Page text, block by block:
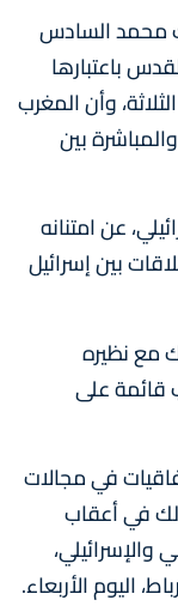
محمد السادس
باعتبارها
وأن المغرب
بين
عن امتنانه
بين إسرائيل
مع نظيره
قائمة على
المغربية وإسرائيل 3 اتفاقيات في مجالات
في أعقاب
والإسرائيلي،
اليوم الأربعاء.